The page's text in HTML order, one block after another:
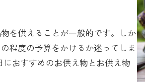
を供えることが一般的です。しか
程度の予算をかけるか迷ってしま
おすすめのお供え物とお供え物